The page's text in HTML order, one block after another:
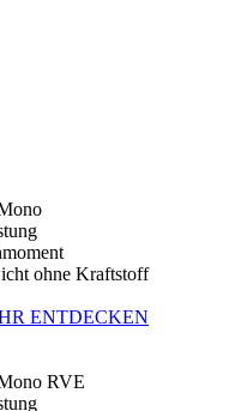
ohne Kraftstoff
ENTDECKEN
RVE